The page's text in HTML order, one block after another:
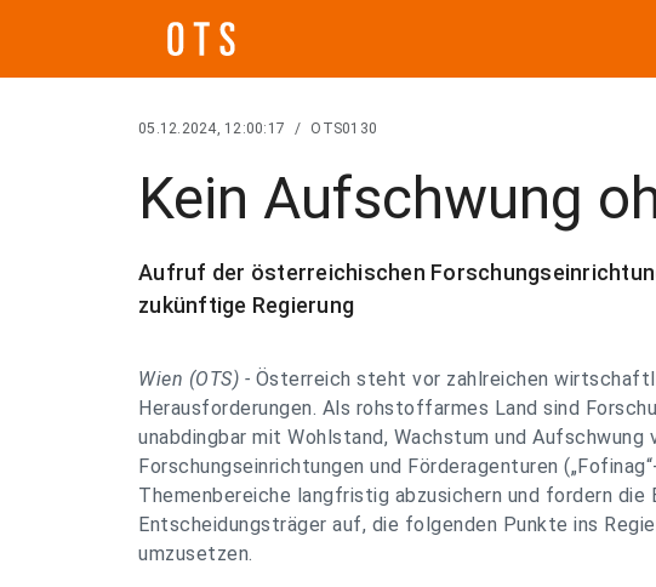
05.12.2024, 12:00:17 / OTS0130
Kein Aufschwung
Aufruf der österreichischen
zukünftige Regierung
Wien (OTS) - Österreich steht vor zahlreichen
Herausforderungen. Als rohstoffarmes Land sind
unabdingbar mit Wohlstand, Wachstum und Aufschwung
Forschungseinrichtungen und Förderagenturen
Themenbereiche langfristig abzusichern und fordern die
Entscheidungsträger auf, die folgenden Punkte ins
umzusetzen.